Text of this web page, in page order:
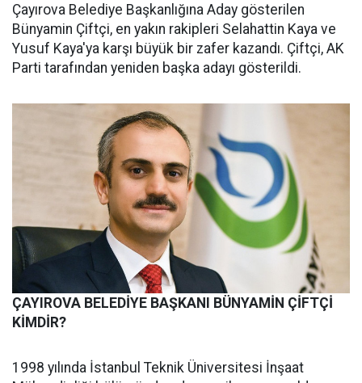
Çayırova Belediye Başkanlığına Aday gösterilen
Bünyamin Çiftçi, en yakın rakipleri Selahattin Kaya ve
Yusuf Kaya'ya karşı büyük bir zafer kazandı. Çiftçi, AK
Parti tarafından yeniden başka adayı gösterildi.
ÇAYIROVA BELEDİYE BAŞKANI BÜNYAMİN ÇİFTÇİ
KİMDİR?
1998 yılında İstanbul Teknik Üniversitesi İnşaat